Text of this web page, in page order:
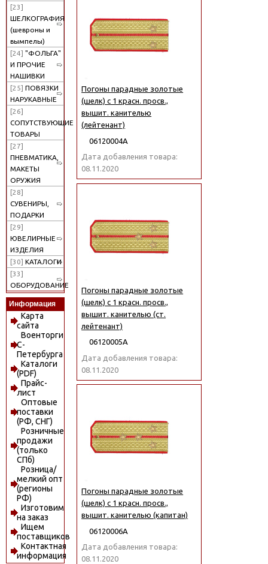
[23]
ШЕЛКОГРАФИЯ
(шевроны и
вымпелы)
[24] "ФОЛЬГА"
И ПРОЧИЕ
НАШИВКИ
[25] ПОВЯЗКИ
НАРУКАВНЫЕ
[26]
СОПУТСТВУЮЩИЕ
ТОВАРЫ
[27]
ПНЕВМАТИКА,
МАКЕТЫ
ОРУЖИЯ
[28]
СУВЕНИРЫ,
ПОДАРКИ
[29]
ЮВЕЛИРНЫЕ
ИЗДЕЛИЯ
[30] КАТАЛОГИ
[33]
ОБОРУДОВАНИЕ
Информация
Карта
сайта
Военторги
С-
Петербурга
Каталоги
(PDF)
Прайс-
лист
Оптовые
поставки
(РФ, СНГ)
Розничные
продажи
(только
СПб)
Розница/
мелкий опт
(регионы
РФ)
Изготовим
на заказ
Ищем
поставщиков
Контактная
информация
Погоны парадные золотые
(шелк) с 1 красн. просв.,
вышит. канителью
(лейтенант)
06120004А
Дата добавления товара:
08.11.2020
Погоны парадные золотые
(шелк) с 1 красн. просв.,
вышит. канителью (ст.
лейтенант)
06120005А
Дата добавления товара:
08.11.2020
Погоны парадные золотые
(шелк) с 1 красн. просв.,
вышит. канителью (капитан)
06120006А
Дата добавления товара:
08.11.2020